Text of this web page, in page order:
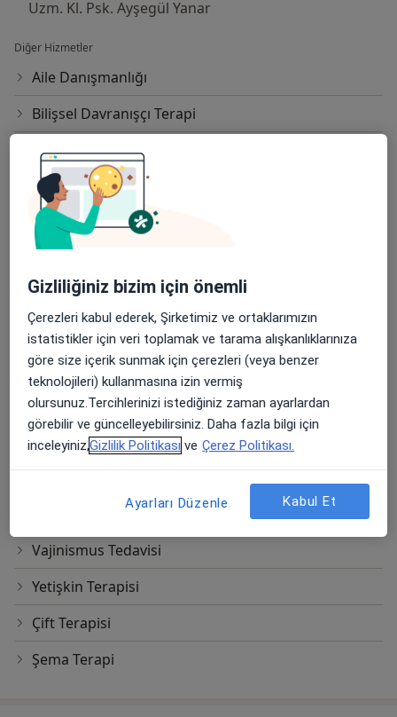
Uzm. Kl. Psk. Ayşegül Yanar
Diğer Hizmetler
Aile Danışmanlığı
Bilişsel Davranışçı Terapi
Bireysel Terapi
Boşanma Danışmanlığı
Cinsel Terapi
Evlilik Terapisi
Evlilik Öncesi Danışmanlık
Fobilerden Kurtulmak
Psikoterapi
Randevu
Travma Terapisi
Vajinismus Tedavisi
Yetişkin Terapisi
Çift Terapisi
Şema Terapi
Gizliliğiniz bizim için önemli
Çerezleri kabul ederek, Şirketimiz ve ortaklarımızın
istatistikler için veri toplamak ve tarama alışkanlıklarınıza
göre size içerik sunmak için çerezleri (veya benzer
teknolojileri) kullanmasına izin vermiş
olursunuz.Tercihlerinizi istediğiniz zaman ayarlardan
görebilir ve güncelleyebilirsiniz. Daha fazla bilgi için
inceleyiniz,Gizlilik Politikası ve Çerez Politikası.
Ayarları Düzenle Kabul Et